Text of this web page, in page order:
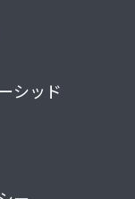
シッド